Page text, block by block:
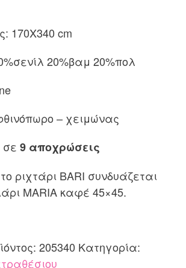
170X340 cm
20%βαμ 20%πολ
– χειμώνας
σε 9 αποχρώσεις
ριχτάρι BARI συνδυάζεται
MARIA καφέ 45×45.
205340 Κατηγορία: